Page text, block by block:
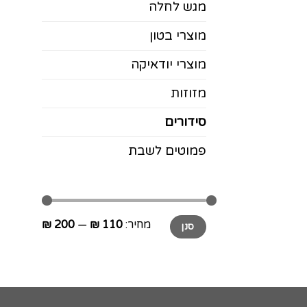
מגש לחלה
מוצרי בטון
מוצרי יודאיקה
מזוזות
סידורים
פמוטים לשבת
מחיר
מינימלי
מחיר
מקסימלי
סנן מחיר: 110 ₪
—
200 ₪